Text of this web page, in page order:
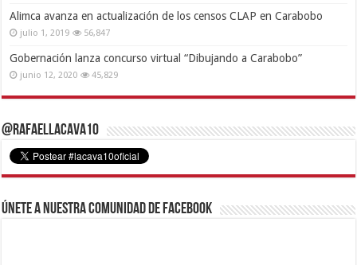
Alimca avanza en actualización de los censos CLAP en Carabobo
julio 1, 2019 56,847
Gobernación lanza concurso virtual “Dibujando a Carabobo”
junio 12, 2020 45,829
@RafaelLacava10
Únete a nuestra comunidad de Facebook